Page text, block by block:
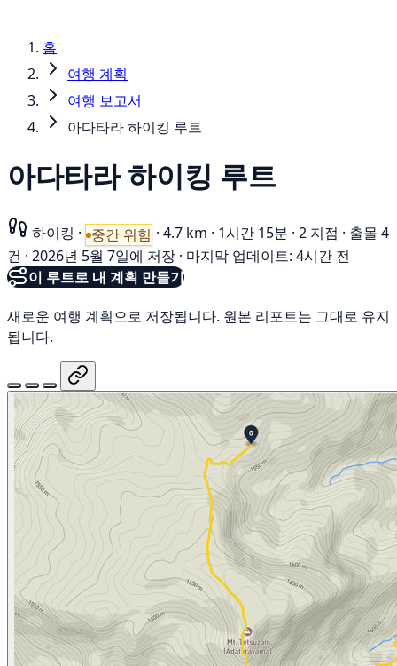
홈
여행 계획
여행 보고서
아다타라 하이킹 루트
아다타라 하이킹 루트
하이킹 · 중간 위험 · 4.7 km · 1시간 15분 · 2 지점 · 출몰 4
건 · 2026년 5월 7일에 저장 · 마지막 업데이트: 4시간 전
이 루트로 내 계획 만들기
새로운 여행 계획으로 저장됩니다. 원본 리포트는 그대로 유지
됩니다.